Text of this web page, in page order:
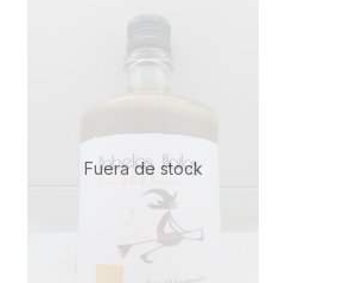
Fuera de stock